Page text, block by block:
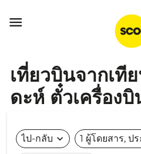

เที่ยวบินจากเที
ดะห์ ตั๋วเครื่อง
ไป-กลับ expand_more 1 ผู้โดยสาร, ป